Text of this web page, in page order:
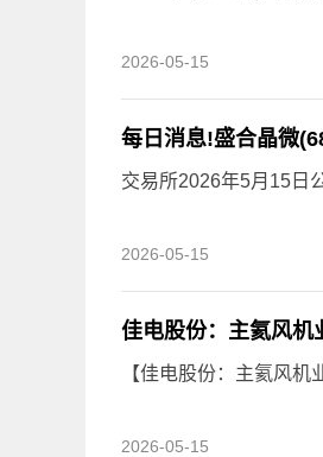
2026-05-15
每日消息!盛合晶微
交易所2026年5月15日
2026-05-15
佳电股份：主氦风机
【佳电股份：主氦风
2026-05-15